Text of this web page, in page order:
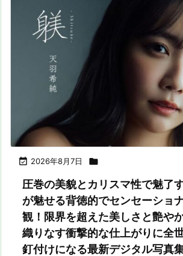
 2026年8月7日 
圧巻の美貌とカリスマ性で魅了
が魅せる背徳的でセンセーショ
観！限界を超えた美しさと艶や
織りなす衝撃的な仕上がりに全
釘付けになる最新デジタル写真